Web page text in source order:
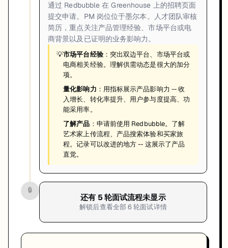
通过 Redbubble 在 Greenhouse 上的招聘页面
提交申请。PM 岗位位于墨尔本。人才团队审核
简历，重点关注产品管理经验、市场平台或电
商背景以及已证明的业务影响力。
💡市场平台经验：突出双边平台、市场平台或
电商相关经验。理解供需动态是很大的加分
项。
量化影响力 ：用指标展示产品影响力 -- 收
入增长、转化率提升、用户参与度提高、功
能采用率。
了解产品 ：申请前使用 Redbubble。了解
艺术家上传流程、产品搜索体验和买家旅
程。记录可以改进的地方 -- 这展示了产品
直觉。
🔒
还有 5轮面试流程未显示
解锁后查看全部6 轮面试详情